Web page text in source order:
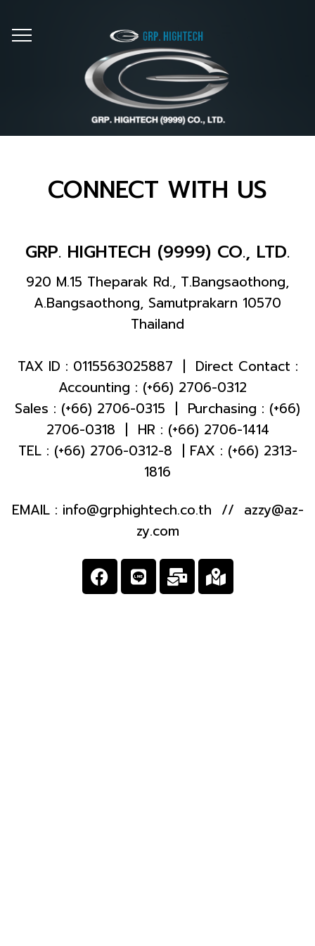
CONNECT WITH US
GRP. HIGHTECH (9999) CO., LTD.
920 M.15 Theparak Rd., T.Bangsaothong,
A.Bangsaothong, Samutprakarn 10570
Thailand
TAX ID : 0115563025887 | Direct Contact :
Accounting : (+66) 2706-0312
Sales : (+66) 2706-0315 | Purchasing : (+66)
2706-0318 | HR : (+66) 2706-1414
TEL : (+66) 2706-0312-8 | FAX : (+66) 2313-
1816
EMAIL : info@grphightech.co.th // azzy@az-
zy.com